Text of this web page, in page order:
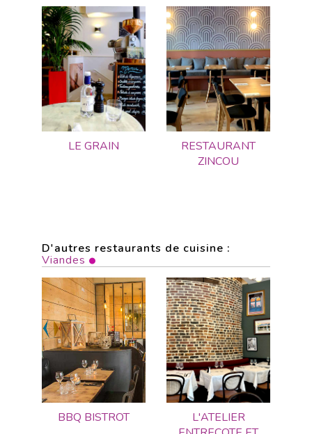
LE GRAIN
RESTAURANT
ZINCOU
D'autres restaurants de cuisine :
Viandes
BBQ BISTROT
L'ATELIER